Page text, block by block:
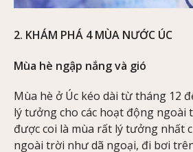
2. KHÁM PHÁ 4 MÙA NƯỚC ÚC
Mùa hè ngập nắng và gió
Mùa hè ở Úc kéo dài từ tháng 12
lý tưởng cho các hoạt động ngoài
được coi là mùa rất lý tưởng nhất
ngoài trời như dã ngoại, đi bơi